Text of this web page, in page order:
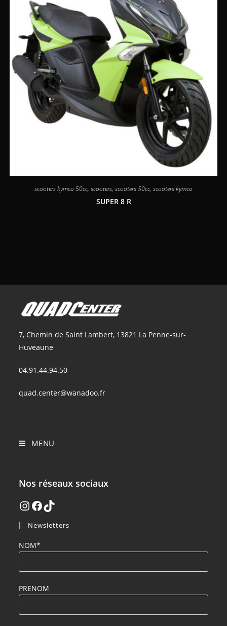
scooters kymco 50cc, scooters, scooters 50cc, scooters kymco
SUPER 8 R
7, Chemin de Saint Lambert, 13821 La Penne-sur-
Huveaune
04.91.44.94.50
quad.center@wanadoo.fr
MENU
Nos réseaux sociaux
Newsletters
NOM*
PRENOM